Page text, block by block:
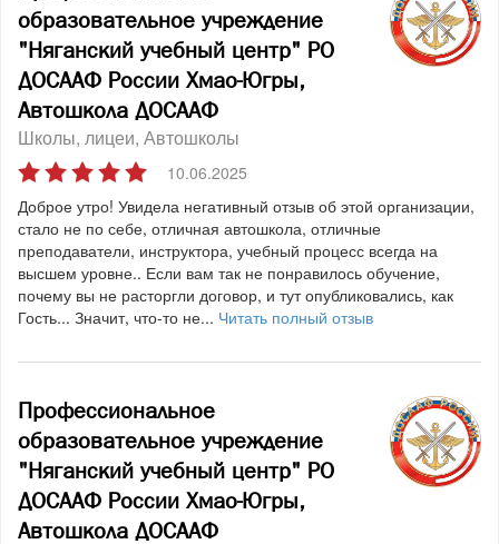
образовательное учреждение
"Няганский учебный центр" РО
ДОСААФ России Хмао-Югры,
Автошкола ДОСААФ
Школы, лицеи Автошколы
10.06.2025
Доброе утро! Увидела негативный отзыв об этой организации,
стало не по себе, отличная автошкола, отличные
преподаватели, инструктора, учебный процесс всегда на
высшем уровне.. Если вам так не понравилось обучение,
почему вы не расторгли договор, и тут опубликовались, как
Гость... Значит, что-то не... Читать полный отзыв
Профессиональное
образовательное учреждение
"Няганский учебный центр" РО
ДОСААФ России Хмао-Югры,
Автошкола ДОСААФ